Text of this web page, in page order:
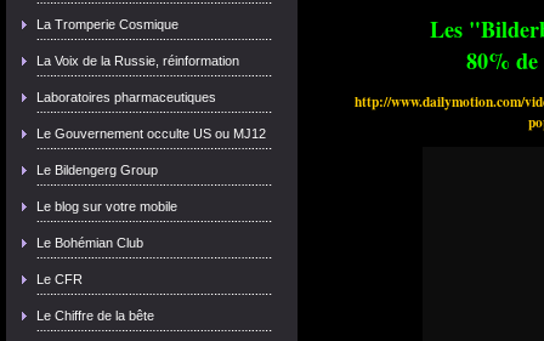
La Tromperie Cosmique
La Voix de la Russie, réinformation
Laboratoires pharmaceutiques
Le Gouvernement occulte US ou MJ12
Le Bildengerg Group
Le blog sur votre mobile
Le Bohémian Club
Le CFR
Le Chiffre de la bête
Les
80%
http://www.dailymotion.com/